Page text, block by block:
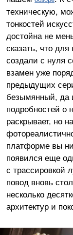
техническую,
тонкостей
достойна не
сказать, что
создали с нуля
взамен уже
предыдущих
безымянный, да
подробностей о
раскрывает, но
платформе вы
появился еще
с трассировкой
повод вновь
несколько
архитектур и